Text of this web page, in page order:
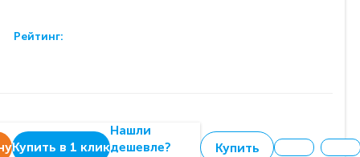
Рейтинг:
Купить в 1 клик
Нашли
дешевле?
Купить